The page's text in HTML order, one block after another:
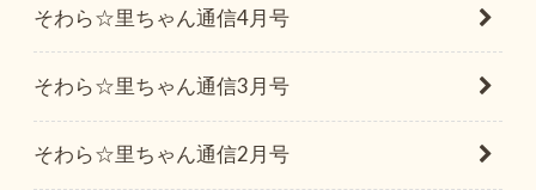
そわら☆里ちゃん通信4月号
そわら☆里ちゃん通信3月号
そわら☆里ちゃん通信2月号